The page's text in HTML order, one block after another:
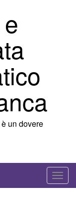
un dovere
A
t